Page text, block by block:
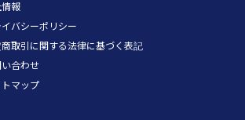
報
バシーポリシー
取引に関する法律に基づく表記
合わせ
マップ